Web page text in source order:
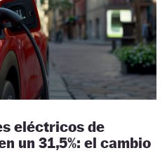
eléctricos de
un 31,5%: el cambio